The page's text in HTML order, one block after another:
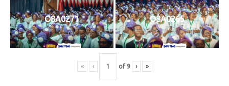
O8A0271 O8A0265
« ‹ of 9 › »